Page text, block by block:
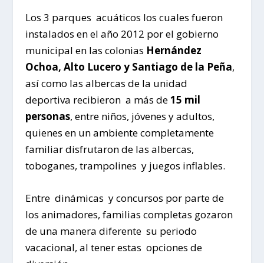
Los 3 parques acuáticos los cuales fueron
instalados en el año 2012 por el gobierno
municipal en las colonias Hernández
Ochoa, Alto Lucero y Santiago de la Peña,
así como las albercas de la unidad
deportiva recibieron a más de15 mil
personas, entre niños, jóvenes y adultos,
quienes en un ambiente completamente
familiar disfrutaron de las albercas,
toboganes, trampolines y juegos inflables.
Entre dinámicas y concursos por parte de
los animadores, familias completas gozaron
de una manera diferente su periodo
vacacional, al tener estas opciones de